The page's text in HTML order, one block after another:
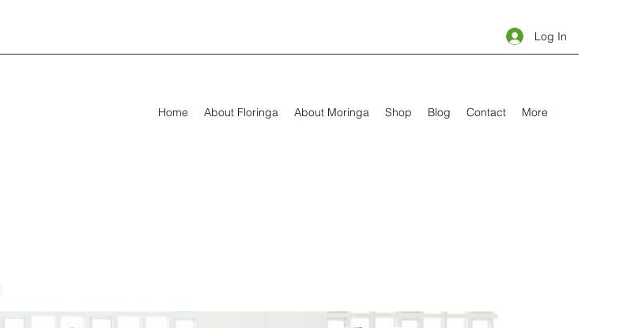
Log In
Home About Floringa About Moringa Shop Blog Contact More